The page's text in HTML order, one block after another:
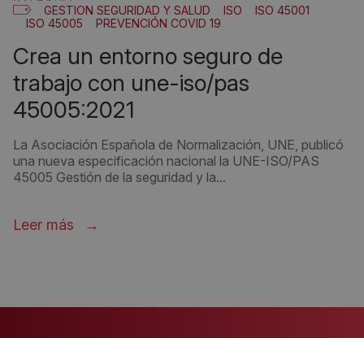
GESTION SEGURIDAD Y SALUD ISO
ISO 45001
ISO 45005
PREVENCIÓN COVID 19
crea un entorno seguro de
trabajo con une-iso/pas
45005:2021
La Asociación Española de Normalización, UNE, publicó
una nueva especificación nacional la UNE-ISO/PAS
45005 Gestión de la seguridad y la...
Leer más